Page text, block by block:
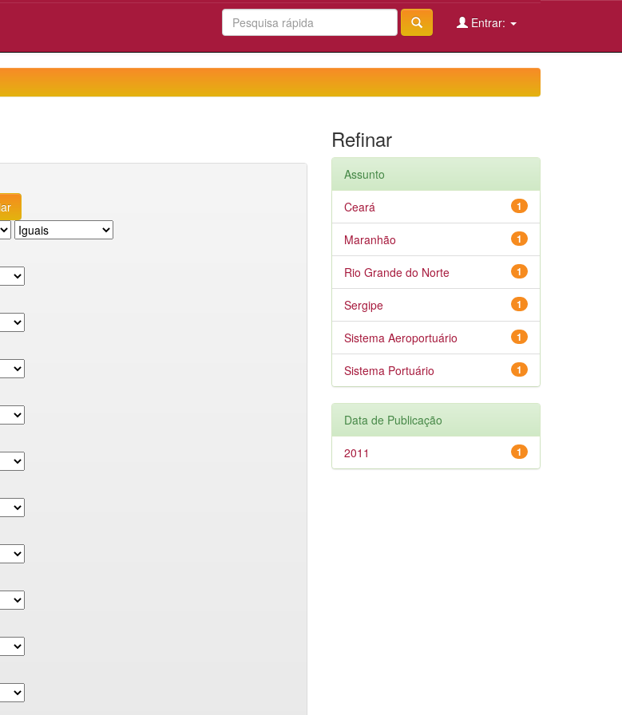
Entrar:
Refinar
Assunto
1
Ceará
1
Maranhão
1
Rio Grande do Norte
1
Sergipe
1
Sistema Aeroportuário
1
Sistema Portuário
Data de Publicação
1
2011